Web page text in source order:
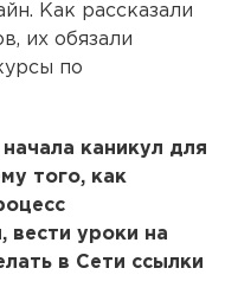
Как рассказали
их обязали
по
каникул для
того, как
вести уроки на
в Сети ссылки